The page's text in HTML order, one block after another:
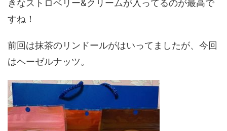
きなストロベリー&クリームが入ってるのが最高で
すね！
前回は抹茶のリンドールがはいってましたが、今回
はヘーゼルナッツ。